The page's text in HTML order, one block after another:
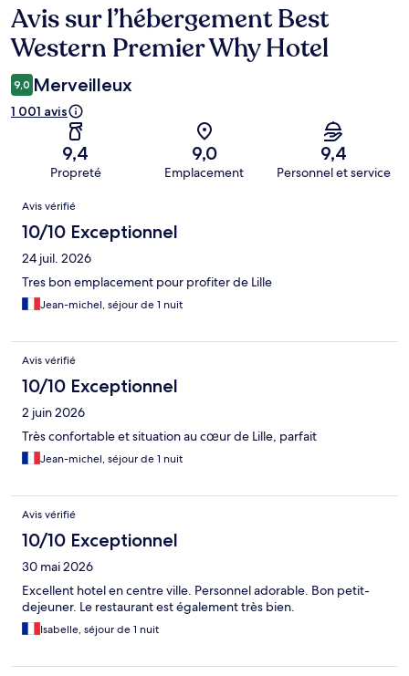
Avis
Avis sur l’hébergement Best
Western Premier Why Hotel
9,0 Merveilleux
1 001 avis
9,4
Propreté
9,0
Emplacement
9,4
Personnel et service
Avis
Avis vérifié
10/10 Exceptionnel
24 juil. 2026
Tres bon emplacement pour profiter de Lille
Jean-michel, séjour de 1 nuit
Avis vérifié
10/10 Exceptionnel
2 juin 2026
Très confortable et situation au cœur de Lille, parfait
Jean-michel, séjour de 1 nuit
Avis vérifié
10/10 Exceptionnel
30 mai 2026
Excellent hotel en centre ville. Personnel adorable. Bon petit-
dejeuner. Le restaurant est également très bien.
Isabelle, séjour de 1 nuit